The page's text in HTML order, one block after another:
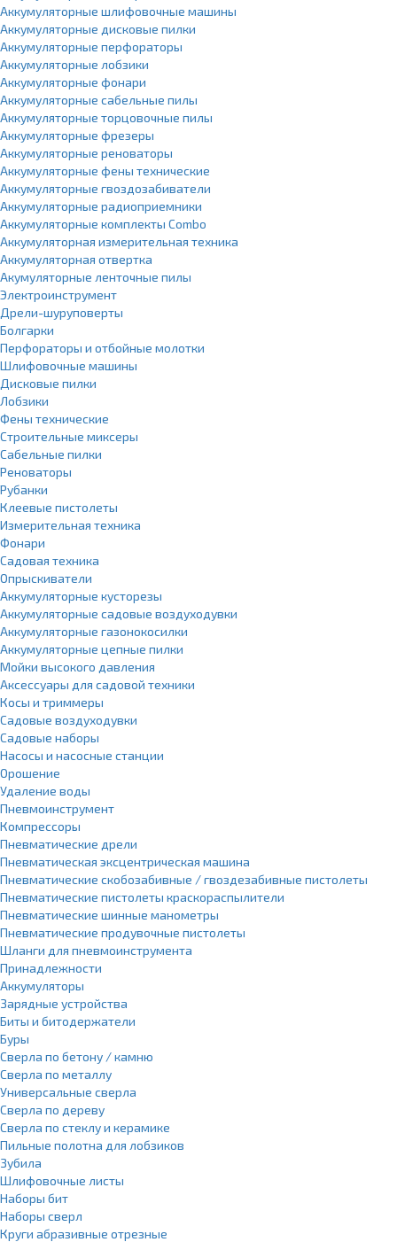
Аккумуляторные шлифовочные машины
Аккумуляторные дисковые пилки
Аккумуляторные перфораторы
Аккумуляторные лобзики
Аккумуляторные фонари
Аккумуляторные сабельные пилы
Аккумуляторные торцовочные пилы
Аккумуляторные фрезеры
Аккумуляторные реноваторы
Аккумуляторные фены технические
Аккумуляторные гвоздозабиватели
Аккумуляторные радиоприемники
Аккумуляторные комплекты Combo
Аккумуляторная измерительная техника
Аккумуляторная отвертка
Акумуляторные ленточные пилы
Электроинструмент
Дрели-шуруповерты
Болгарки
Перфораторы и отбойные молотки
Шлифовочные машины
Дисковые пилки
Лобзики
Фены технические
Строительные миксеры
Сабельные пилки
Реноваторы
Рубанки
Клеевые пистолеты
Измерительная техника
Фонари
Садовая техника
Опрыскиватели
Аккумуляторные кусторезы
Аккумуляторные садовые воздуходувки
Аккумуляторные газонокосилки
Аккумуляторные цепные пилки
Мойки высокого давления
Аксессуары для садовой техники
Косы и триммеры
Садовые воздуходувки
Садовые наборы
Насосы и насосные станции
Орошение
Удаление воды
Пневмоинструмент
Компрессоры
Пневматические дрели
Пневматическая эксцентрическая машина
Пневматические скобозабивные / гвоздезабивные пистолеты
Пневматические пистолеты краскораспылители
Пневматические шинные манометры
Пневматические продувочные пистолеты
Шланги для пневмоинструмента
Принадлежности
Аккумуляторы
Зарядные устройства
Биты и битодержатели
Буры
Сверла по бетону / камню
Сверла по металлу
Универсальные сверла
Сверла по дереву
Сверла по стеклу и керамике
Пильные полотна для лобзиков
Зубила
Шлифовочные листы
Наборы бит
Наборы сверл
Круги абразивные отрезные